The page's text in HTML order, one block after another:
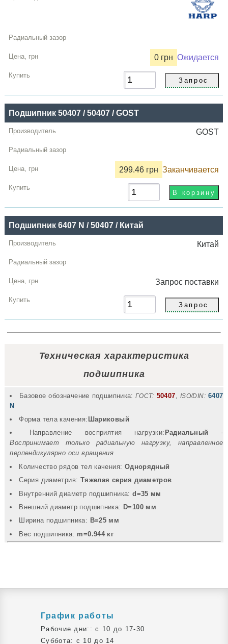
0 грн Ожидается
Подшипник 50407 / 50407 / GOST
GOST
299.46 грн Заканчивается
Подшипник 6407 N / 50407 / Китай
Китай
Запрос поставки
Техническая характеристика
подшипника
Базовое обозначение подшипника: ГОСТ: 50407 ISO/DIN: 6407
N
Форма тела качения: Шариковый
Направление восприятия нагрузки: Радиальный
-
Воспринимает только радиальную нагрузку, направленное
перпендикулярно оси вращения
Количество рядов тел качения: Однорядный
Серия диаметрив: Тяжелая серия диаметров
Внутренний диаметр подшипника:d=35 мм
Внешний диаметр подшипника: D=100 мм
Ширина подшипника: B=25 мм
Вec подшипника: m=0.944 кг
График работы
Рабочие дни:: c 10 до 17-30
Суббота: c 10 до 14